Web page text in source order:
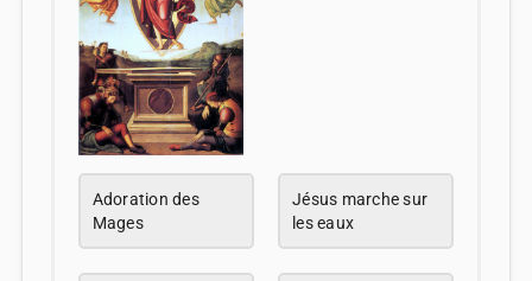
Adoration des
Mages
Jésus marche sur
les eaux